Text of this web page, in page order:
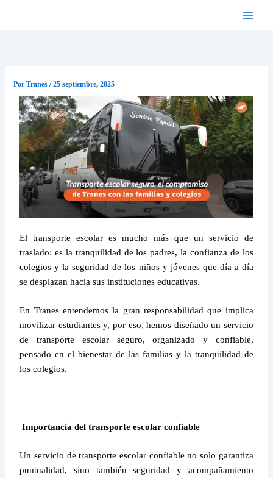
PorTranes/25 septiembre, 2025
El transporte escolar es mucho más que un servicio de
traslado: es la tranquilidad de los padres, la confianza de los
colegios y la seguridad de los niños y jóvenes que día a día
se desplazan hacia sus instituciones educativas.
En Tranes entendemos la gran responsabilidad que implica
movilizar estudiantes y, por eso, hemos diseñado un servicio
de transporte escolar seguro, organizado y confiable,
pensado en el bienestar de las familias y la tranquilidad de
los colegios.
Importancia del transporte escolar confiable
Un servicio de transporte escolar confiable no solo garantiza
puntualidad, sino también seguridad y acompañamiento